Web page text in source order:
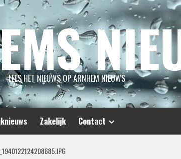
LEES HET NIEUWS OP ARNHEM NIEUWS
Zakelijk Contact